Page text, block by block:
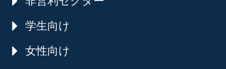
学生向け
女性向け